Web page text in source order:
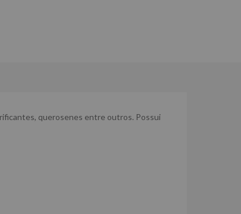
querosenes entre outros. Possui